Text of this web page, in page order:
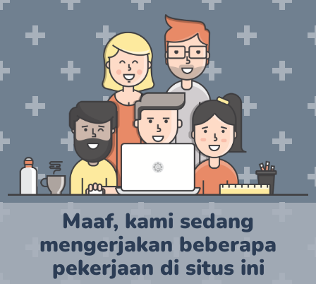
Maaf, kami sedang
mengerjakan beberapa
pekerjaan di situs ini